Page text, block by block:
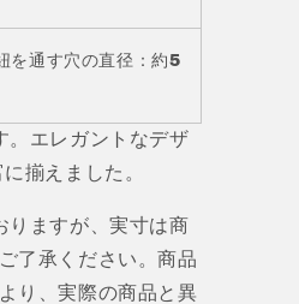
を通す穴の直径：約5
。エレガントなデザ
揃えました。
りますが、実寸は商
了承ください。商品
り、実際の商品と異